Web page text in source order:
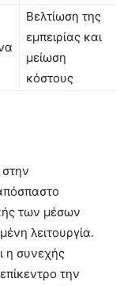
Βελτίωση της
εμπειρίας και
μείωση
κόστους
των μέσων
λειτουργία.
η συνεχής
την